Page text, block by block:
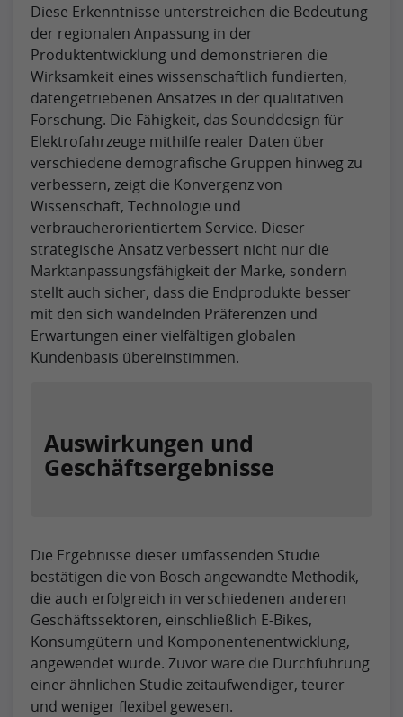
Diese Erkenntnisse unterstreichen die Bedeutung
der regionalen Anpassung in der
Produktentwicklung und demonstrieren die
Wirksamkeit eines wissenschaftlich fundierten,
datengetriebenen Ansatzes in der qualitativen
Forschung. Die Fähigkeit, das Sounddesign für
Elektrofahrzeuge mithilfe realer Daten über
verschiedene demografische Gruppen hinweg zu
verbessern, zeigt die Konvergenz von
Wissenschaft, Technologie und
verbraucherorientiertem Service. Dieser
strategische Ansatz verbessert nicht nur die
Marktanpassungsfähigkeit der Marke, sondern
stellt auch sicher, dass die Endprodukte besser
mit den sich wandelnden Präferenzen und
Erwartungen einer vielfältigen globalen
Kundenbasis übereinstimmen.
Auswirkungen und
Geschäftsergebnisse
Die Ergebnisse dieser umfassenden Studie
bestätigen die von Bosch angewandte Methodik,
die auch erfolgreich in verschiedenen anderen
Geschäftssektoren, einschließlich E-Bikes,
Konsumgütern und Komponentenentwicklung,
angewendet wurde. Zuvor wäre die Durchführung
einer ähnlichen Studie zeitaufwendiger, teurer
und weniger flexibel gewesen.